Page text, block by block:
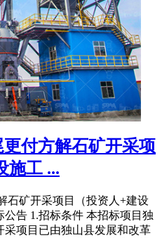
付方解石矿开采项
施工 ...
石矿开采项目（投资人+建设
告 1.招标条件 本招标项目独
采项目已由独山县发展和改革